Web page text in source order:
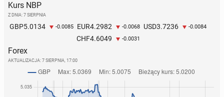
Kurs NBP
Z DNIA: 7 SIERPNIA
GBP5.0134 -0.0085 EUR4.2982 -0.0068 USD3.7236 -0.0084
CHF4.6049 -0.0031
Forex
AKTUALIZACJA: 7 SIERPNIA, 17:00